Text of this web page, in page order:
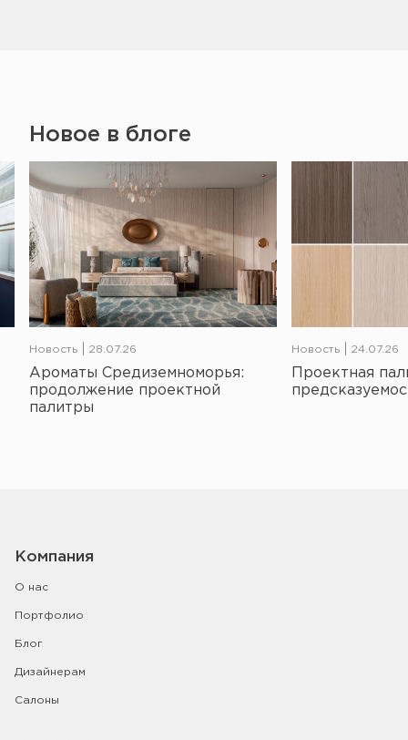
Новое в блоге
Новость 28.07.26
Ароматы Средиземноморья:
продолжение проектной
палитры
Новость 24.07.26
Проектная
Компания
О нас
Портфолио
Блог
Дизайнерам
Салоны